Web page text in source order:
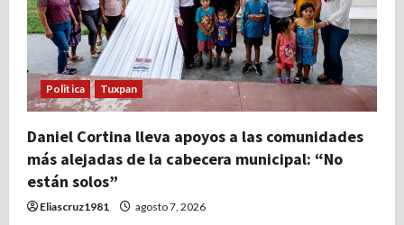
Politica Tuxpan
Daniel Cortina lleva apoyos a las comunidades
más alejadas de la cabecera municipal: “No
están solos”
Eliascruz1981 agosto 7, 2026